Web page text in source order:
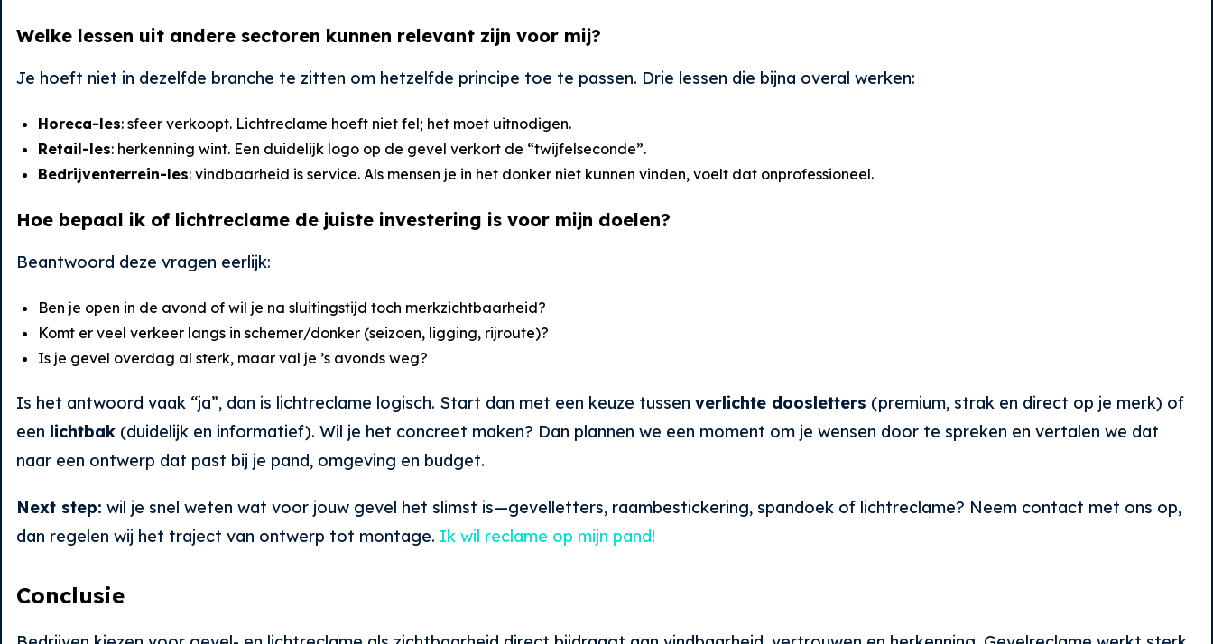
Welke lessen uit andere sectoren kunnen relevant zijn voor mij?
Je hoeft niet in dezelfde branche te zitten om hetzelfde principe toe te passen. Drie lessen die bijna overal werken:
Horeca-les: sfeer verkoopt. Lichtreclame hoeft niet fel; het moet uitnodigen.
Retail-les: herkenning wint. Een duidelijk logo op de gevel verkort de “twijfelseconde”.
Bedrijventerrein-les: vindbaarheid is service. Als mensen je in het donker niet kunnen vinden, voelt dat onprofessioneel.
Hoe bepaal ik of lichtreclame de juiste investering is voor mijn doelen?
Beantwoord deze vragen eerlijk:
Ben je open in de avond of wil je na sluitingstijd toch merkzichtbaarheid?
Komt er veel verkeer langs in schemer/donker (seizoen, ligging, rijroute)?
Is je gevel overdag al sterk, maar val je ’s avonds weg?
Is het antwoord vaak “ja”, dan is lichtreclame logisch. Start dan met een keuze tussen verlichte doosletters (premium, strak en direct op je merk) of
een lichtbak (duidelijk en informatief). Wil je het concreet maken? Dan plannen we een moment om je wensen door te spreken en vertalen we dat
naar een ontwerp dat past bij je pand, omgeving en budget.
Next step: wil je snel weten wat voor jouw gevel het slimst is—gevelletters, raambestickering, spandoek of lichtreclame? Neem contact met ons op,
dan regelen wij het traject van ontwerp tot montage. Ik wil reclame op mijn pand!
Conclusie